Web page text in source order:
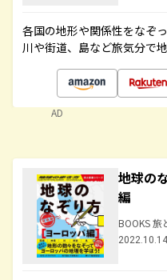
各国の地形や関係性をなぞ
川や街道、島など旅気分で
AD
地球の
編
BOOKS 旅